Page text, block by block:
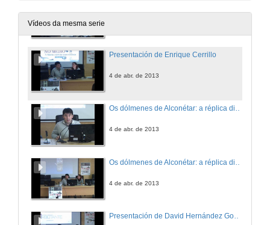
Vídeos da mesma serie
Presentación de Enrique Cerrillo
4 de abr. de 2013
Os dólmenes de Alconétar: a réplica dixital dunha paisaxe desaparecida
4 de abr. de 2013
4 de abr. de 2013
Presentación de David Hernández González